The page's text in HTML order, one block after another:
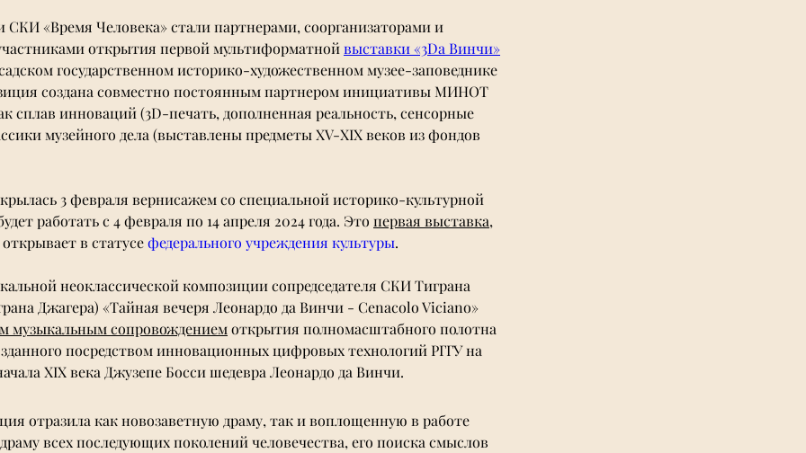
СКИ «Время Человека» стали партнерами, соорганизаторами и
открытия первой мультиформатной выставки «3Da Винчи»
государственном историко-художественном музее-заповеднике
создана совместно постоянным партнером инициативы МИНОТ
сплав инноваций (3D-печать, дополненная реальность, сенсорные
музейного дела (выставлены предметы XV-XIX веков из фондов
3 февраля вернисажем со специальной историко-культурной
работать с 4 февраля по 14 апреля 2024 года. Это первая выставка,
в статусе федерального учреждения культуры.
неоклассической композиции сопредседателя СКИ Тиграна
Джагера) «Тайная вечеря Леонардо да Винчи - Cenacolo Viciano»
музыкальным сопровождением открытия полномасштабного полотна
посредством инновационных цифровых технологий РГГУ на
XIX века Джузепе Босси шедевра Леонардо да Винчи.
отразила как новозаветную драму, так и воплощенную в работе
всех последующих поколений человечества, его поиска смыслов